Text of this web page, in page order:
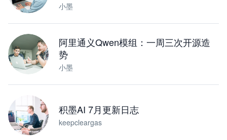
小墨
阿里通义Qwen模组：一周三次开源造
势
小墨
积墨AI 7月更新日志
keepcleargas